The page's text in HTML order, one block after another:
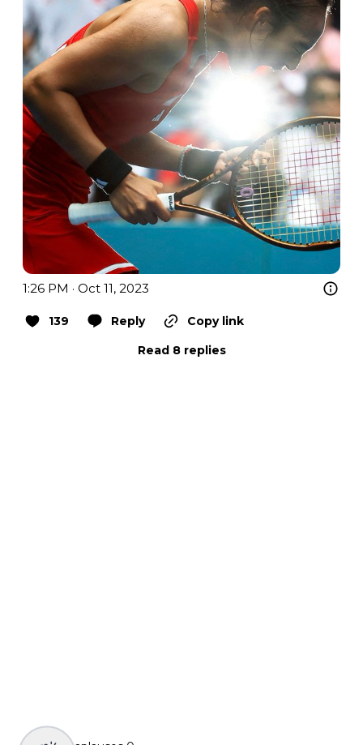
1:26 PM · Oct 11, 2023
139 Reply
Copy link
Read 8 replies